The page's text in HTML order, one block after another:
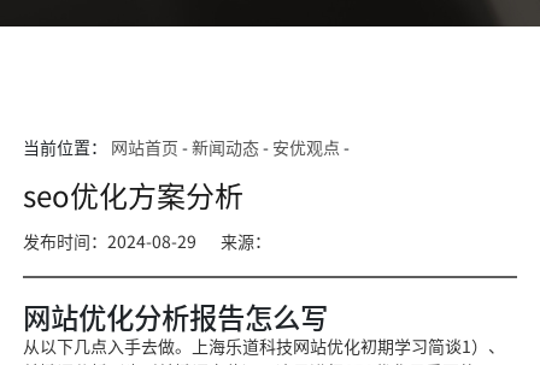
当前位置： 网站首页 -新闻动态- 安优观点 -
seo优化方案分析
发布时间：2024-08-29 来源：
网站优化分析报告怎么写
从以下几点入手去做。上海乐道科技网站优化初期学习简谈1）、